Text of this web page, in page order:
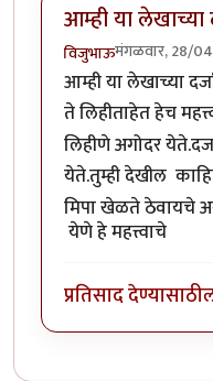
आम्ही या लेखाच्या
विजुभाऊमंगळवार, 28/
आम्ही या लेखाच्या
ते लिहीताहेत हेच
लिहीणे अगोदर
येते.तुम्ही देखील
मिपा खेळते ठेवायचे
येणे हे महत्त्वाचे
प्रतिसाद देण्यासाठी